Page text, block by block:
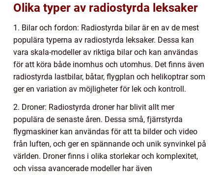
Olika typer av radiostyrda leksaker
1. Bilar och fordon: Radiostyrda bilar är en av de mest
populära typerna av radiostyrda leksaker. Dessa kan
vara skala-modeller av riktiga bilar och kan användas
för att köra både inomhus och utomhus. Det finns även
radiostyrda lastbilar, båtar, flygplan och helikoptrar som
ger en variation av möjligheter för lek och kontroll.
2. Droner: Radiostyrda droner har blivit allt mer
populära de senaste åren. Dessa små, fjärrstyrda
flygmaskiner kan användas för att ta bilder och video
från luften, och ger en spännande och unik synvinkel på
världen. Droner finns i olika storlekar och komplexitet,
och vissa avancerade modeller har även